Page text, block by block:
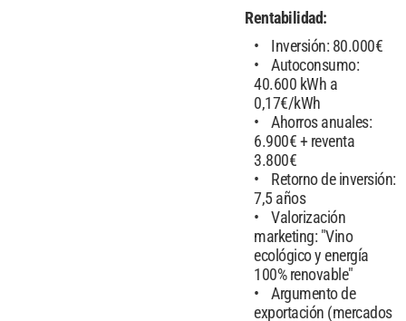
Rentabilidad:
Inversión: 80.000€
Autoconsumo:
40.600 kWh a
0,17€/kWh
Ahorros anuales:
6.900€ + reventa
3.800€
Retorno de inversión:
7,5 años
Valorización
marketing: "Vino
ecológico y energía
100% renovable"
Argumento de
exportación (mercados